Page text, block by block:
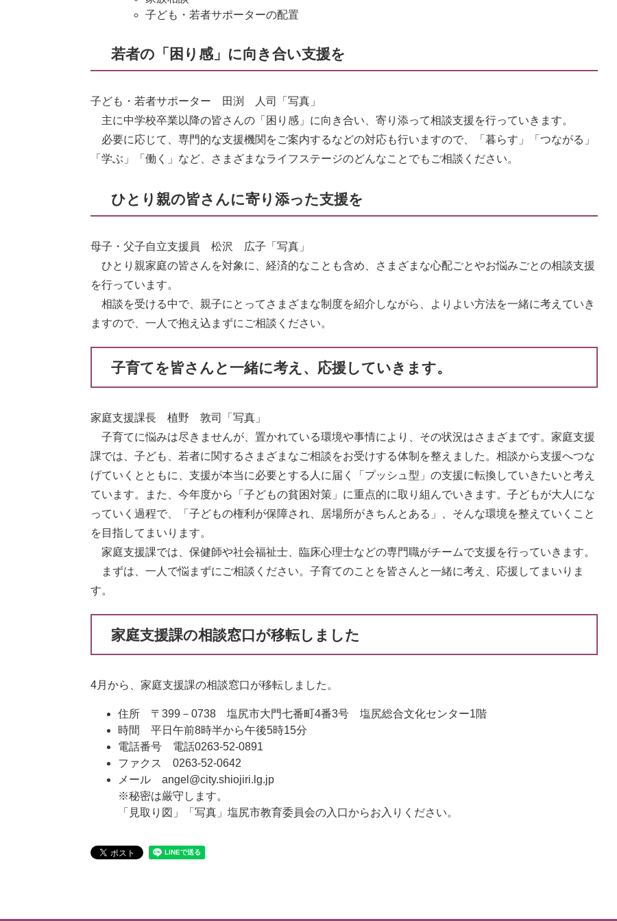
子ども・若者サポーターの配置
若者の「困り感」に向き合い支援を
子ども・若者サポーター 田渕 人司「写真」
主に中学校卒業以降の皆さんの「困り感」に向き合い、寄り添って相談支援を行っていきます。
必要に応じて、専門的な支援機関をご案内するなどの対応も行いますので、「暮らす」「つながる」
「学ぶ」「働く」など、さまざまなライフステージのどんなことでもご相談ください。
ひとり親の皆さんに寄り添った支援を
母子・父子自立支援員 松沢 広子「写真」
ひとり親家庭の皆さんを対象に、経済的なことも含め、さまざまな心配ごとやお悩みごとの相談支援
を行っています。
相談を受ける中で、親子にとってさまざまな制度を紹介しながら、よりよい方法を一緒に考えていき
ますので、一人で抱え込まずにご相談ください。
子育てを皆さんと一緒に考え、応援していきます。
家庭支援課長 植野 敦司「写真」
子育てに悩みは尽きませんが、置かれている環境や事情により、その状況はさまざまです。家庭支援
課では、子ども、若者に関するさまざまなご相談をお受けする体制を整えました。相談から支援へつな
げていくとともに、支援が本当に必要とする人に届く「プッシュ型」の支援に転換していきたいと考え
ています。また、今年度から「子どもの貧困対策」に重点的に取り組んでいきます。子どもが大人にな
っていく過程で、「子どもの権利が保障され、居場所がきちんとある」、そんな環境を整えていくこと
を目指してまいります。
家庭支援課では、保健師や社会福祉士、臨床心理士などの専門職がチームで支援を行っていきます。
まずは、一人で悩まずにご相談ください。子育てのことを皆さんと一緒に考え、応援してまいりま
す。
家庭支援課の相談窓口が移転しました
4月から、家庭支援課の相談窓口が移転しました。
住所 〒399－0738 塩尻市大門七番町4番3号 塩尻総合文化センター1階
時間 平日午前8時半から午後5時15分
電話番号 電話0263-52-0891
ファクス 0263-52-0642
メール angel@city.shiojiri.lg.jp
※秘密は厳守します。
「見取り図」「写真」塩尻市教育委員会の入口からお入りください。